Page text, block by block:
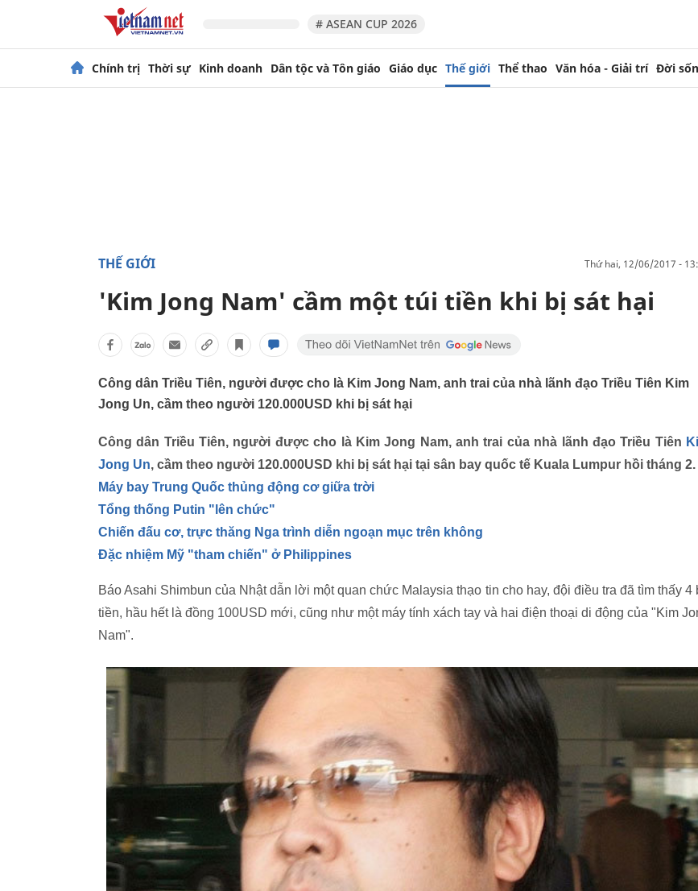
# ASEAN CUP 2026
Chính trị Thời sự Kinh doanh Dân tộc và Tôn giáo Giáo dục Thế giới Thể thao Văn hóa - Giải trí Đời
THẾ GIỚI thứ hai, 12/06/2017 -
'Kim Jong Nam' cầm một túi tiền khi bị sát hại
Công dân Triều Tiên, người được cho là Kim Jong Nam, anh trai của nhà lãnh đạo Triều Tiên Kim
Jong Un, cầm theo người 120.000USD khi bị sát hại
Công dân Triều Tiên, người được cho là Kim Jong Nam, anh trai của nhà lãnh đạo Triều Tiên
Jong Un, cầm theo người 120.000USD khi bị sát hại tại sân bay quốc tế Kuala Lumpur hồi tháng 2.
Máy bay Trung Quốc thủng động cơ giữa trời
Tổng thống Putin "lên chức"
Chiến đấu cơ, trực thăng Nga trình diễn ngoạn mục trên không
Đặc nhiệm Mỹ "tham chiến" ở Philippines
Báo Asahi Shimbun của Nhật dẫn lời một quan chức Malaysia thạo tin cho hay, đội điều tra đã tìm thấy 4
tiền, hầu hết là đồng 100USD mới, cũng như một máy tính xách tay và hai điện thoại di động của "Kim
Nam".